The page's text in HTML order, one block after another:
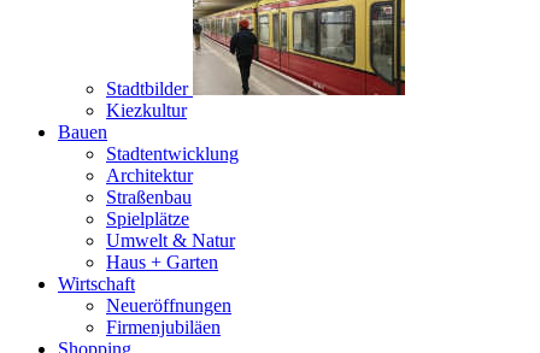
Stadtbilder
Kiezkultur
Bauen
Stadtentwicklung
Architektur
Straßenbau
Spielplätze
Umwelt & Natur
Haus + Garten
Wirtschaft
Neueröffnungen
Firmenjubiläen